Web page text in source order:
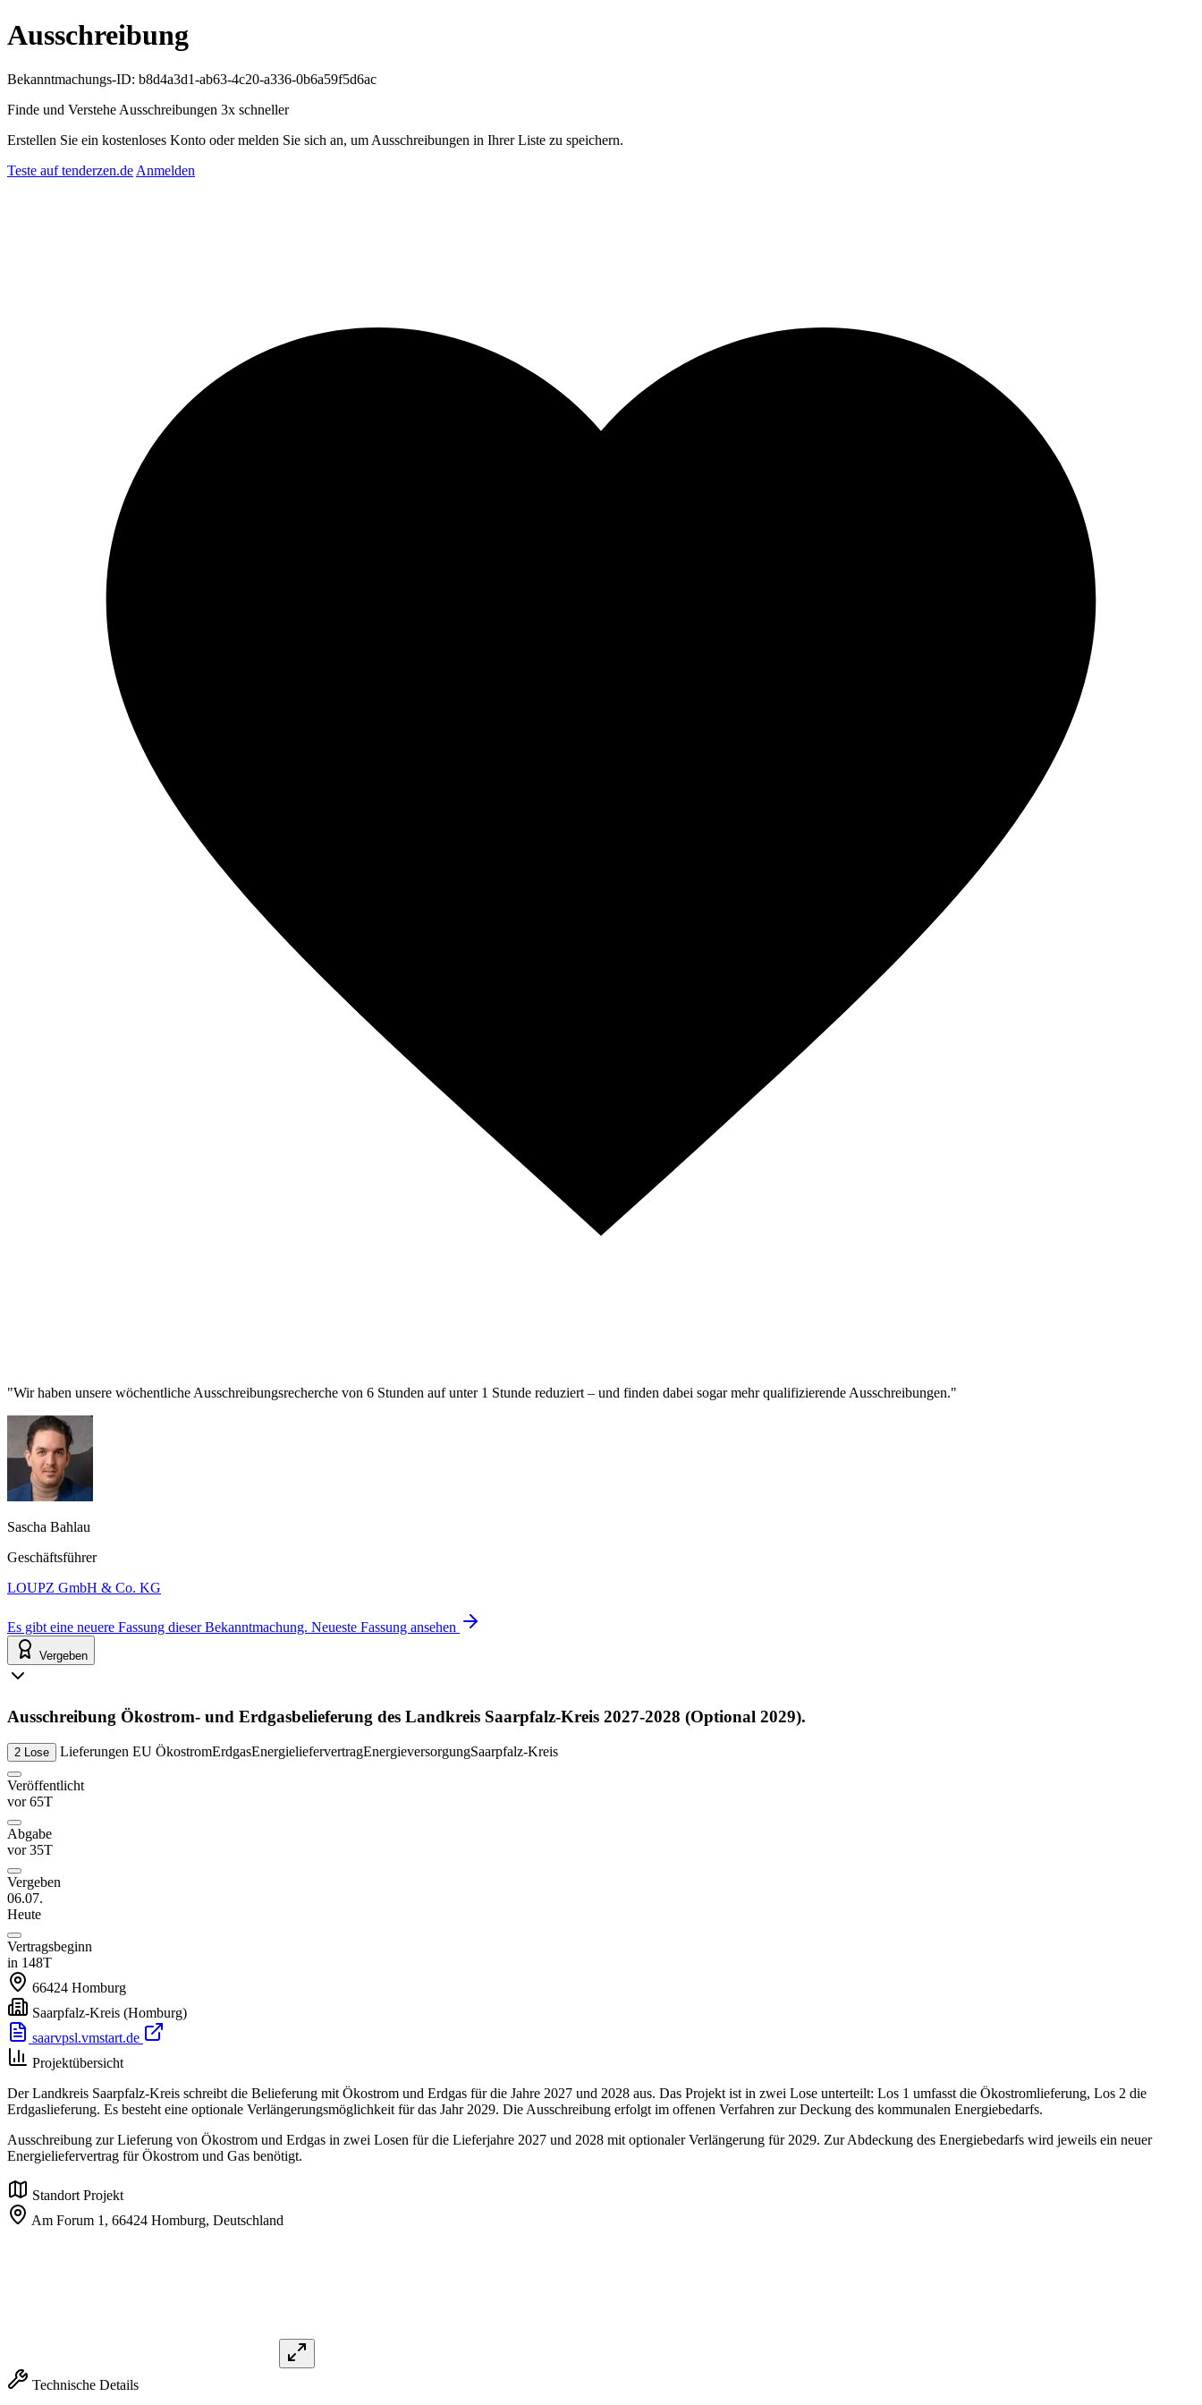
Ausschreibung
Bekanntmachungs-ID: b8d4a3d1-ab63-4c20-a336-0b6a59f5d6ac
Finde und Verstehe Ausschreibungen 3x schneller
Erstellen Sie ein kostenloses Konto oder melden Sie sich an, um Ausschreibungen in Ihrer Liste zu speichern.
Teste auf tenderzen.de Anmelden
"Wir haben unsere wöchentliche Ausschreibungsrecherche von 6 Stunden auf unter 1 Stunde reduziert – und finden dabei sogar mehr qualifizierende Ausschreibungen."
Sascha Bahlau
Geschäftsführer
LOUPZ GmbH & Co. KG
Es gibt eine neuere Fassung dieser Bekanntmachung. Neueste Fassung ansehen
Vergeben
Ausschreibung Ökostrom- und Erdgasbelieferung des Landkreis Saarpfalz-Kreis 2027-2028 (Optional 2029).
2 Lose Lieferungen EU ÖkostromErdgasEnergieliefervertragEnergieversorgungSaarpfalz-Kreis
Veröffentlicht
vor 65T
Abgabe
vor 35T
Vergeben
06.07.
Heute
Vertragsbeginn
in 148T
66424 Homburg
Saarpfalz-Kreis (Homburg)
saarvpsl.vmstart.de
Projektübersicht
Der Landkreis Saarpfalz-Kreis schreibt die Belieferung mit Ökostrom und Erdgas für die Jahre 2027 und 2028 aus. Das Projekt ist in zwei Lose unterteilt: Los 1 umfasst die Ökostromlieferung, Los 2 die
Erdgaslieferung. Es besteht eine optionale Verlängerungsmöglichkeit für das Jahr 2029. Die Ausschreibung erfolgt im offenen Verfahren zur Deckung des kommunalen Energiebedarfs.
Ausschreibung zur Lieferung von Ökostrom und Erdgas in zwei Losen für die Lieferjahre 2027 und 2028 mit optionaler Verlängerung für 2029. Zur Abdeckung des Energiebedarfs wird jeweils ein neuer
Energieliefervertrag für Ökostrom und Gas benötigt.
Standort Projekt
Am Forum 1, 66424 Homburg, Deutschland
Technische Details